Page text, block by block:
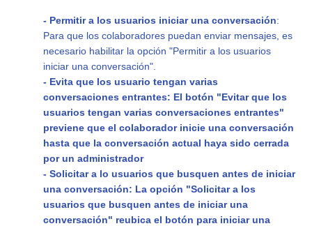
- Permitir a los usuarios iniciar una conversación:
Para que los colaboradores puedan enviar mensajes, es
necesario habilitar la opción "Permitir a los usuarios
iniciar una conversación".
- Evita que los usuario tengan varias
conversaciones entrantes: El botón "Evitar que los
usuarios tengan varias conversaciones entrantes"
previene que el colaborador inicie una conversación
hasta que la conversación actual haya sido cerrada
por un administrador
- Solicitar a lo usuarios que busquen antes de iniciar
una conversación: La opción "Solicitar a los
usuarios que busquen antes de iniciar una
conversación" reubica el botón para iniciar una